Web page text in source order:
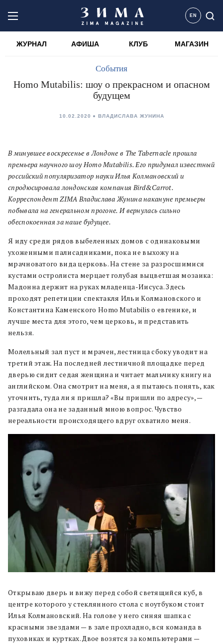
EN
ЖУРНАЛ АФИША КЛУБ МАГАЗИН
События
Homo Mutabilis: шоу о прекрасном и опасном
будущем
10.02.2020 ВЛАДИСЛАВА ЖУНИНА
В минувшее воскресенье в Лондоне в The Tabernacle прошла
премьера научного шоу Homo Mutabilis. Его придумал известный
российский популяризатор науки Илья Колмановский и
спродюсировала лондонская компания Bird&Carrot.
Корреспондент ZIMA Владислава Жунина накануне премьеры
побывала на генеральном прогоне. И вернулась сильно
обеспокоенная за наше будущее.
Я иду среди рядов выбеленных домов с одинаковыми
ухоженными палисадниками, пока не выхожу на
мрачноватого вида церковь. На стене за разросшимися
кустами остролиста мерцает голубая выцветшая мозаика:
Мадонна держит на руках младенца-Иисуса. Здесь
проходят репетиции спектакля Ильи Колмановского и
Константина Каменского Homo Mutabilis о евгенике, и
лучше места для этого, чем церковь, и представить
нельзя.
Молельный зал пуст и мрачен, лестница сбоку уводит на
третий этаж. На последней лестничной площадке перед
дверью сидит седая женщина и читает мальчику книгу на
английском. Она смотрит на меня, а я пытаюсь понять, как
уточнить, туда ли я пришла? «Вы пришли по адресу», —
разгадала она не заданный мною вопрос. Чувство
нереальности происходящего вдруг охватило меня.
Открываю дверь и вижу перед собой светящийся куб, в
центре которого у стеклянного стола с ноутбуком стоит
Илья Колмановский. На голове у него синяя шапка с
красными звездами — в зале прохладно, вся команда в
пуховиках и куртках. Двое возятся за компьютерами —